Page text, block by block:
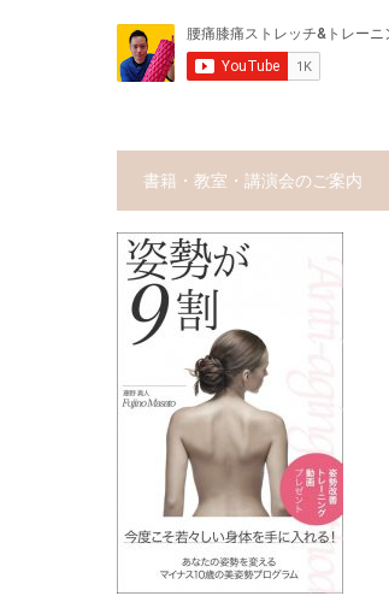
書籍・教室・講演会のご案内